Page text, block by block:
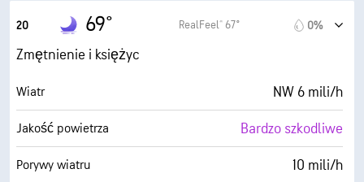
Punkt rosy
AccuLumen Brightness Index™
Zachmurzenie 0%
Widoczność 5 mili
Pułap chmur 30000 stopy
20 69° RealFeel® 67° 0%
Zmętnienie i księżyc
Wiatr NW 6 mili/h
Jakość powietrza Bardzo szkodliwe
Porywy wiatru 10 mili/h